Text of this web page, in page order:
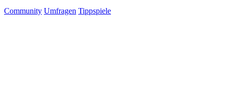
Community Umfragen Tippspiele